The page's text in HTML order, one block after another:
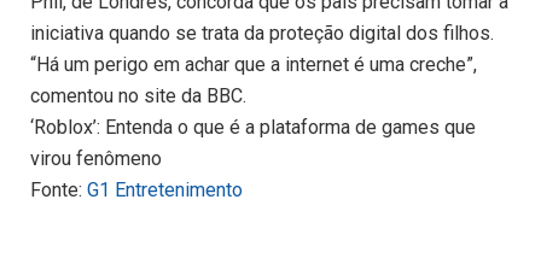
iniciativa quando se trata da proteção digital dos filhos.
“Há um perigo em achar que a internet é uma creche”,
comentou no site da BBC.
‘Roblox’: Entenda o que é a plataforma de games que
virou fenômeno
Fonte: G1 Entretenimento